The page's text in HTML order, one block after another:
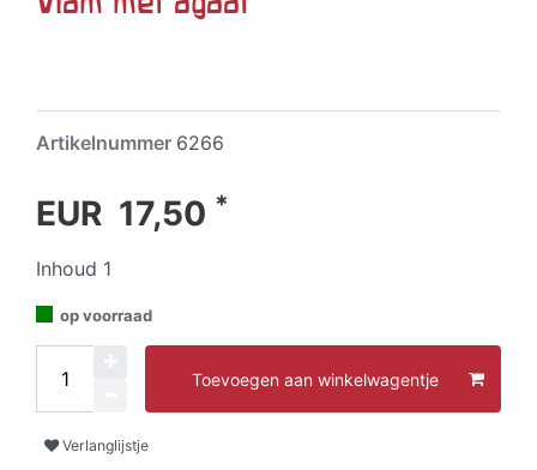
Artikelnummer 6266
EUR 17,50 *
Inhoud 1
op voorraad
Toevoegen aan winkelwagentje
Verlanglijstje